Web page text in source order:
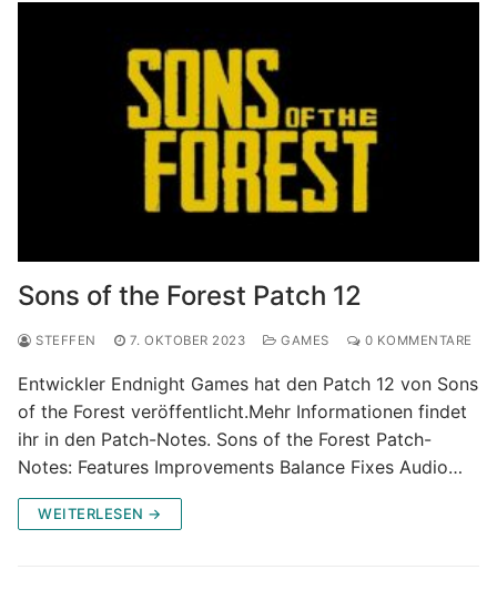
Sons of the Forest Patch 12
STEFFEN 7. OKTOBER 2023 GAMES 0 KOMMENTARE
Entwickler Endnight Games hat den Patch 12 von Sons
of the Forest veröffentlicht.Mehr Informationen findet
ihr in den Patch-Notes. Sons of the Forest Patch-
Notes: Features Improvements Balance Fixes Audio…
WEITERLESEN →